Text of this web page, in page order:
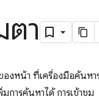
ตา
งหน้า ที่เครื่องมือค้นหา
ารค้นหาได้ การเข้าชม